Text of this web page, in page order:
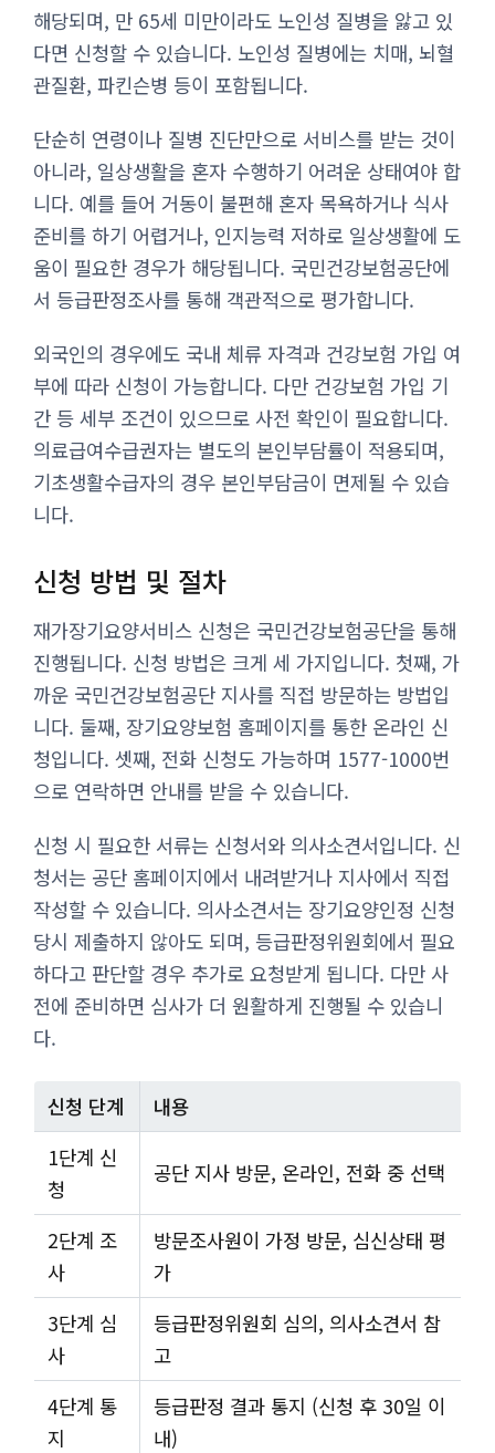
해당되며, 만 65세 미만이라도 노인성 질병을 앓고 있
다면 신청할 수 있습니다. 노인성 질병에는 치매, 뇌혈
관질환, 파킨슨병 등이 포함됩니다.
단순히 연령이나 질병 진단만으로 서비스를 받는 것이
아니라, 일상생활을 혼자 수행하기 어려운 상태여야 합
니다. 예를 들어 거동이 불편해 혼자 목욕하거나 식사
준비를 하기 어렵거나, 인지능력 저하로 일상생활에 도
움이 필요한 경우가 해당됩니다. 국민건강보험공단에
서 등급판정조사를 통해 객관적으로 평가합니다.
외국인의 경우에도 국내 체류 자격과 건강보험 가입 여
부에 따라 신청이 가능합니다. 다만 건강보험 가입 기
간 등 세부 조건이 있으므로 사전 확인이 필요합니다.
의료급여수급권자는 별도의 본인부담률이 적용되며,
기초생활수급자의 경우 본인부담금이 면제될 수 있습
니다.
신청 방법 및 절차
재가장기요양서비스 신청은 국민건강보험공단을 통해
진행됩니다. 신청 방법은 크게 세 가지입니다. 첫째, 가
까운 국민건강보험공단 지사를 직접 방문하는 방법입
니다. 둘째, 장기요양보험 홈페이지를 통한 온라인 신
청입니다. 셋째, 전화 신청도 가능하며 1577-1000번
으로 연락하면 안내를 받을 수 있습니다.
신청 시 필요한 서류는 신청서와 의사소견서입니다. 신
청서는 공단 홈페이지에서 내려받거나 지사에서 직접
작성할 수 있습니다. 의사소견서는 장기요양인정 신청
당시 제출하지 않아도 되며, 등급판정위원회에서 필요
하다고 판단할 경우 추가로 요청받게 됩니다. 다만 사
전에 준비하면 심사가 더 원활하게 진행될 수 있습니
다.
신청 단계
내용
1단계 신
청
공단 지사 방문, 온라인, 전화 중 선택
2단계 조
사
방문조사원이 가정 방문, 심신상태 평
가
3단계 심
사
등급판정위원회 심의, 의사소견서 참
고
4단계 통
지
등급판정 결과 통지 (신청 후 30일 이
내)